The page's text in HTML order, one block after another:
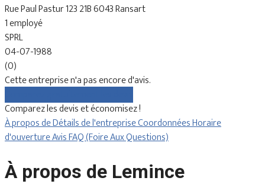
Rue Paul Pastur 123 21B 6043 Ransart
1 employé
SPRL
04-07-1988
(0)
Cette entreprise n'a pas encore d'avis.
Comparez les devis et économisez !
À propos deDétails de l'entrepriseCoordonnéesHoraire
d'ouvertureAvisFAQ (Foire Aux Questions)
À propos de Lemince